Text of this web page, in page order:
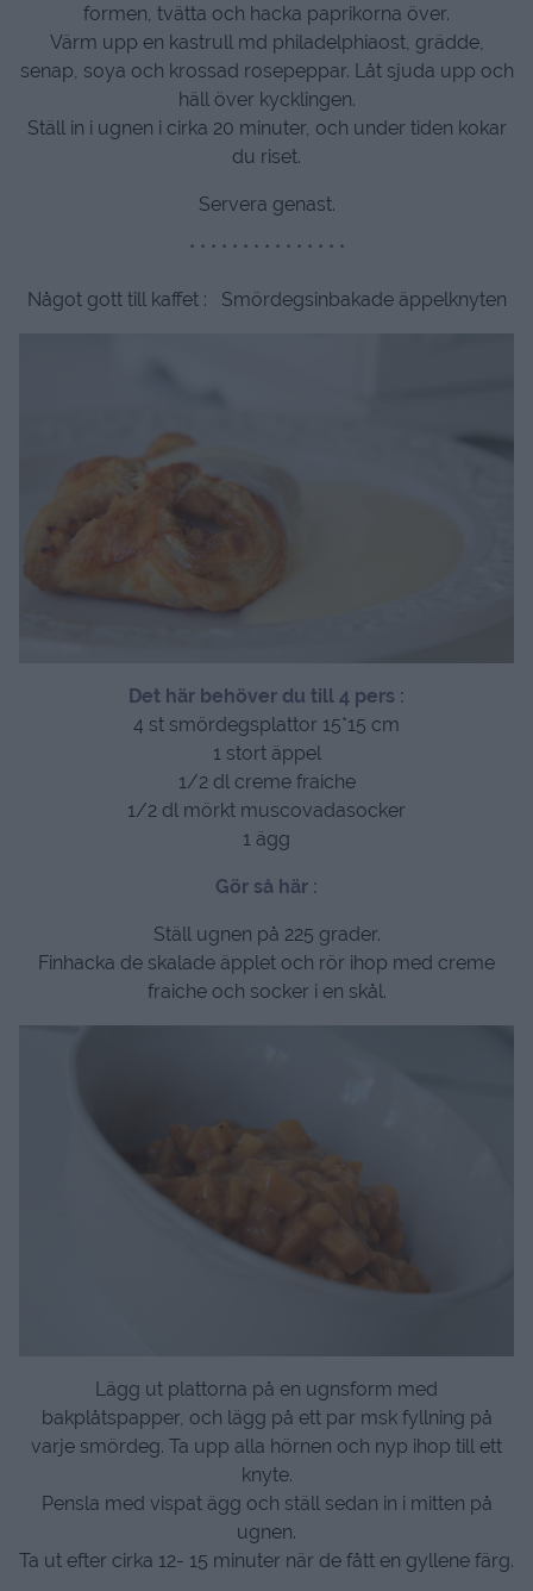
formen, tvätta och hacka paprikorna över.
Värm upp en kastrull md philadelphiaost, grädde,
senap, soya och krossad rosepeppar. Låt sjuda upp och
häll över kycklingen.
Ställ in i ugnen i cirka 20 minuter, och under tiden kokar
du riset.
Servera genast.
* * * * * * * * * * * * * * *
Något gott till kaffet : Smördegsinbakade äppelknyten
Det här behöver du till 4 pers :
4 st smördegsplattor 15*15 cm
1 stort äppel
1/2 dl creme fraiche
1/2 dl mörkt muscovadasocker
1 ägg
Gör så här :
Ställ ugnen på 225 grader.
Finhacka de skalade äpplet och rör ihop med creme
fraiche och socker i en skål.
Lägg ut plattorna på en ugnsform med
bakplåtspapper, och lägg på ett par msk fyllning på
varje smördeg. Ta upp alla hörnen och nyp ihop till ett
knyte.
Pensla med vispat ägg och ställ sedan in i mitten på
ugnen.
Ta ut efter cirka 12- 15 minuter när de fått en gyllene färg.